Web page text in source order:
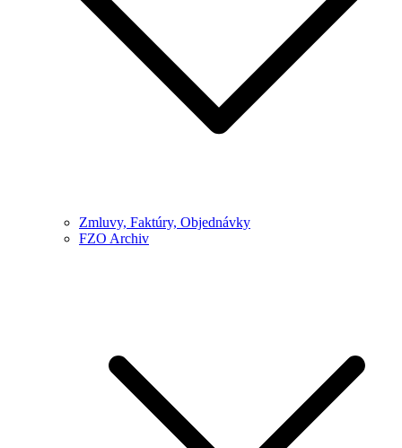
Zmluvy, Faktúry, Objednávky
FZO Archiv